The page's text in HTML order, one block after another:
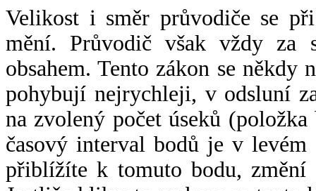
Velikost i směr průvodiče se
mění. Průvodič však vždy za
obsahem. Tento zákon se někdy
pohybují nejrychleji, v odsluní
na zvolený počet úseků
časový interval bodů je v
přiblížíte k tomuto bodu,